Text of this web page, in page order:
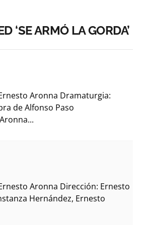
‘SE ARMÓ LA GORDA’
Aronna Dramaturgia:
de Alfonso Paso
Aronna Dirección: Ernesto
Hernández, Ernesto